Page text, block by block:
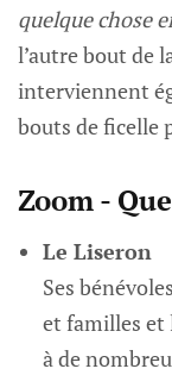
quelque chose
l’autre bout de
interviennent
bouts de ficelle
Zoom -
Le Liseron
Ses
et familles et
à de